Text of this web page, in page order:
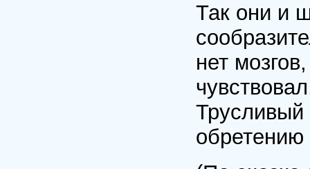
Так они и
нет
Трусливый
обретению